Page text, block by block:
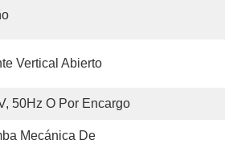
Vertical Abierto
50Hz O Por Encargo
Mecánica De